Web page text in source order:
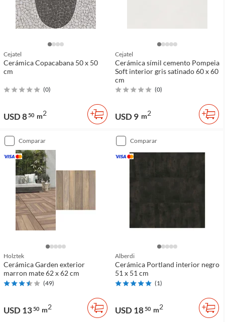
Cejatel
Cerámica Copacabana 50 x 50
cm
(0)
USD 850 m2
Cejatel
Cerámica símil cemento Pompeia
Soft interior gris satinado 60 x 60
cm
(0)
USD 9 m2
comparar
Holztek
Cerámica Garden exterior
marron mate 62 x 62 cm
(49)
USD 1350 m2
comparar
Alberdi
Cerámica Portland interior negro
51 x 51 cm
(1)
USD 1850 m2